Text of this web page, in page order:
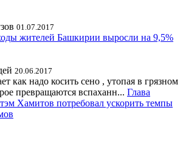
01.07.2017
жителей Башкирии выросли на 9,5%
20.06.2017
как надо косить сено , утопая в грязном
превращаются вспаханн... Глава
Хамитов потребовал ускорить темпы